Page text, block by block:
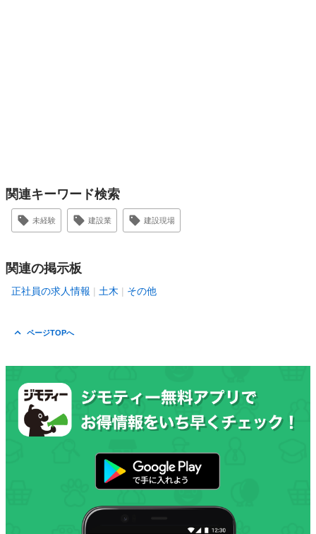
関連キーワード検索
未経験 建設業 建設現場
関連の掲示板
正社員の求人情報 土木 その他
ページTOPへ